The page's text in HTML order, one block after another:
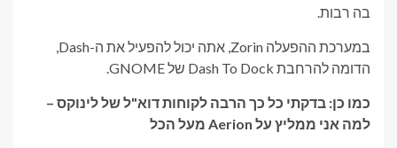
בה רבות.
במערכת ההפעלה Zorin, אתה יכול להפעיל את ה-Dash,
הדומה להרחבת Dash To Dock של GNOME.
כמו כן: בדקתי כל כך הרבה לקוחות דוא"ל של לינוקס –
למה אני ממליץ על Aerion מעל הכל